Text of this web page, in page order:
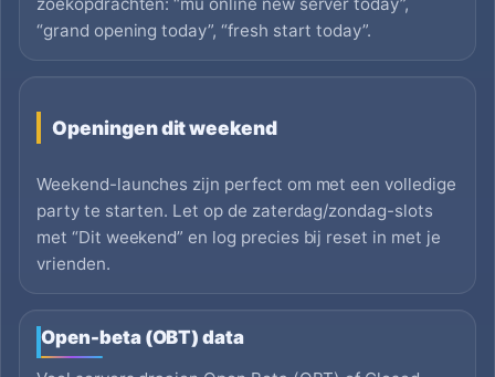
“grand opening today”, “fresh start today”.
Openingen dit weekend
Weekend-launches zijn perfect om met een volledige
party te starten. Let op de zaterdag/zondag-slots
met “Dit weekend” en log precies bij reset in met je
vrienden.
Open-beta (OBT) data